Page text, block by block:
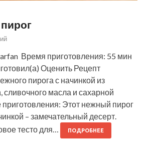
Время приготовления: 55 мин
Оценить Рецепт
пирога с начинкой из
сливочного масла и сахарной
Этот нежный пирог
– замечательный десерт.
тесто для…
ПОДРОБНЕЕ